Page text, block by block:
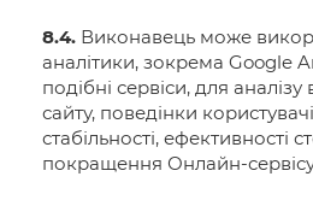
8.4. Виконавець може
аналітики, зокрема Google
подібні сервіси, для аналізу
сайту, поведінки
стабільності, ефективності
покращення Онлайн-